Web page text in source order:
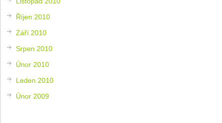
Říjen 2010
Září 2010
Srpen 2010
Únor 2010
Leden 2010
Únor 2009